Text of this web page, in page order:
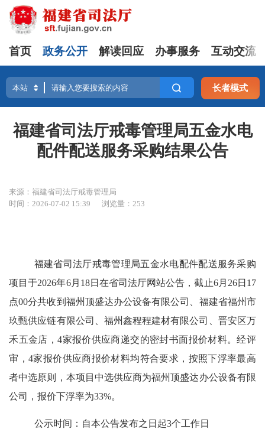
首页 政务公开 解读回应 办事服务 互动交流
长者模式
福建省司法厅戒毒管理局五金水电
配件配送服务采购结果公告
来源：福建省司法厅戒毒管理局
时间：2026-07-02 15:39
浏览量：253
福建省司法厅戒毒管理局五金水电配件配送服务采购
项目于2026年6月 18日在省司法厅网站公告，截止6月 26日 17
点00分共收到 福州顶盛达办公设备有限公司、福建省福州市
玖甄供应链有限公司、福州鑫程程建材有限公司、晋安区万
禾五金店，4家报价供应商递交的密封书面报价材料。经评
审， 4家报价供应商报价材料均符合要求，按照下浮率最高
者中选原则 ， 本项目中选供应商为福州顶盛达办公设备有限
公司，报价下浮率为33%。
公示时间：自本公告发布之日起3个工作日